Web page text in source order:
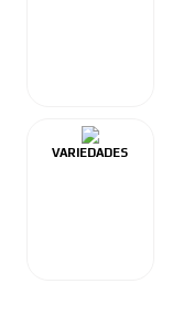
VARIEDADES